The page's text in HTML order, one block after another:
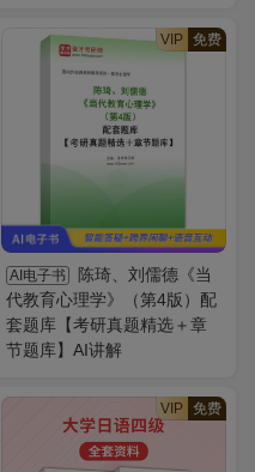
VIP 免费
AI电子书
陈琦、刘儒德《当
代教育心理学》（第4版）配
套题库【考研真题精选＋章
节题库】AI讲解
VIP 免费